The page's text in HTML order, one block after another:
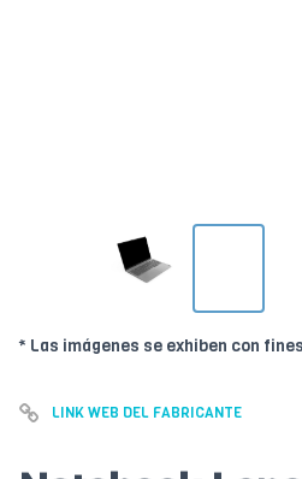
* Las imágenes se exhiben con
LINK WEB DEL FABRICANTE